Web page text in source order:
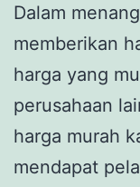
Dalam
memberikan
harga yang
perusahaan
harga murah
mendapat